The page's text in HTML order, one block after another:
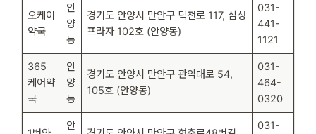
오케이
약국
안
양
동
경기도 안양시 만안구 덕천로 117, 삼성
프라자 102호 (안양동)
031-
441-
1121
365
케어약
국
안
양
동
경기도 안양시 만안구 관악대로 54,
105호 (안양동)
031-
464-
0320
안 031-